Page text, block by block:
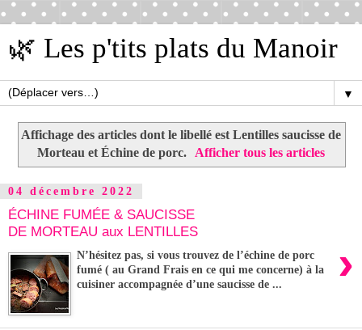
🌿 Les p'tits plats du Manoir
▼
Affichage des articles dont le libellé est Lentilles saucisse de
Morteau et Échine de porc. Afficher tous les articles
04 décembre 2022
ÉCHINE FUMÉE & SAUCISSE
DE MORTEAU aux LENTILLES
›
N’hésitez pas, si vous trouvez de l’échine de porc
fumé ( au Grand Frais en ce qui me concerne) à la
cuisiner accompagnée d’une saucisse de ...